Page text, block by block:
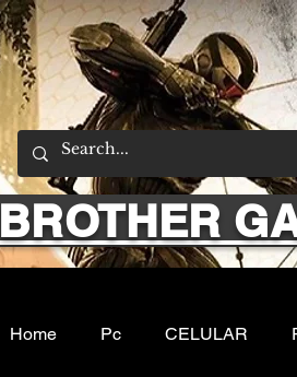
BROTHER
Home Pc CELULAR